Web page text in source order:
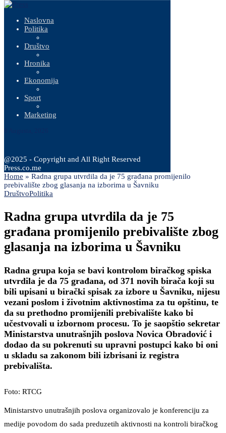
Naslovna
Politika
Društvo
Hronika
Ekonomija
Sport
Marketing
@2025 - Copyright and All Right Reserved
Press.co.me
Home » Radna grupa utvrdila da je 75 građana promijenilo
prebivalište zbog glasanja na izborima u Šavniku
DruštvoPolitika
Radna grupa utvrdila da je 75
građana promijenilo prebivalište zbog
glasanja na izborima u Šavniku
Radna grupa koja se bavi kontrolom biračkog spiska
utvrdila je da 75 građana, od 371 novih birača koji su
bili upisani u birački spisak za izbore u Šavniku, nijesu
vezani poslom i životnim aktivnostima za tu opštinu, te
da su prethodno promijenili prebivalište kako bi
učestvovali u izbornom procesu. To je saopštio sekretar
Ministarstva unutrašnjih poslova Novica Obradović i
dodao da su pokrenuti su upravni postupci kako bi oni
u skladu sa zakonom bili izbrisani iz registra
prebivališta.
Foto: RTCG
Ministarstvo unutrašnjih poslova organizovalo je konferenciju za
medije povodom do sada preduzetih aktivnosti na kontroli biračkog